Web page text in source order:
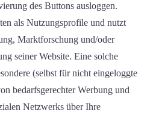
des Buttons ausloggen.
als Nutzungsprofile und nutzt
Marktforschung und/oder
seiner Website. Eine solche
(selbst für nicht eingeloggte
bedarfsgerechter Werbung und
Netzwerks über Ihre